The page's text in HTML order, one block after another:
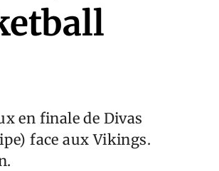
en finale de Divas
face aux Vikings.